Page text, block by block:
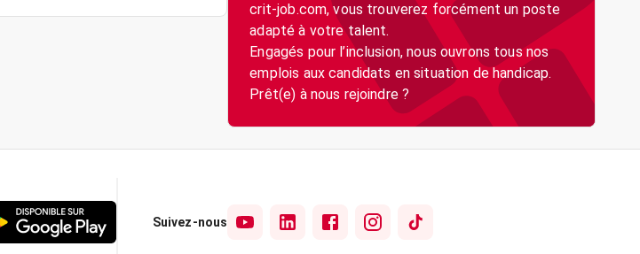
crit-job.com, vous trouverez forcément un poste
adapté à votre talent.
Engagés pour l’inclusion, nous ouvrons tous nos
emplois aux candidats en situation de handicap.
Suivez-nous